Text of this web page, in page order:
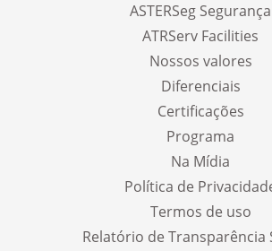
ASTERSeg Segurança
ATRServ Facilities
Nossos valores
Diferenciais
Certificações
Programa
Na Mídia
Política de
Termos de uso
Relatório de Transparência